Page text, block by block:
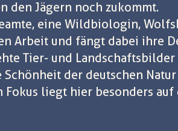
den Jägern noch zukommt.
eine Wildbiologin,
Arbeit und fängt dabei ihre
Tier- und Landschaftsbilder
der deutschen
liegt hier besonders auf